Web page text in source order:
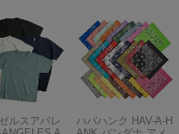
ルスアパレ
ハバハンク HAV-A-H